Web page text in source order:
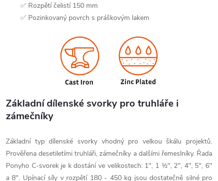
✅ Rozpětí čelistí 150 mm
✅ Pozinkovaný povrch s práškovým lakem
Základní dílenské svorky pro truhláře i
zámečníky
Základní typ dílenské svorky vhodný pro velkou škálu projektů.
Prověřena desetiletími truhláři, zámečníky a dalšími řemeslníky. Řada
Ponyho C-svorek je k dostání ve velikostech: 1'', 1 1⁄2'', 2'', 4'', 5'', 6''
a 8''. Upínací síly v rozpětí 180 - 450 kg jsou dostatečně silné pro